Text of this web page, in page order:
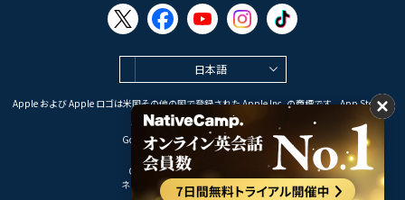
日本語
Apple および Apple ロゴは米国その他の国で登録された Apple Inc. の商標です。App Store は
Apple Inc. のサービスマークです。
Google Play は Google LLC の商標です。
Copyright © 2026 オンライン英会話
ネイティブキャンプ All Rights Reserved.